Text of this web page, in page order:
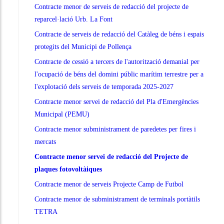
Contracte menor de serveis de redacció del projecte de
reparcel·lació Urb. La Font
Contracte de serveis de redacció del Catàleg de béns i espais
protegits del Municipi de Pollença
Contracte de cessió a tercers de l'autorització demanial per
l'ocupació de béns del domini públic marítim terrestre per a
l'explotació dels serveis de temporada 2025-2027
Contracte menor servei de redacció del Pla d'Emergències
Municipal (PEMU)
Contracte menor subministrament de paredetes per fires i
mercats
Contracte menor servei de redacció del Projecte de
plaques fotovoltàiques
Contracte menor de serveis Projecte Camp de Futbol
Contracte menor de subministrament de terminals portàtils
TETRA